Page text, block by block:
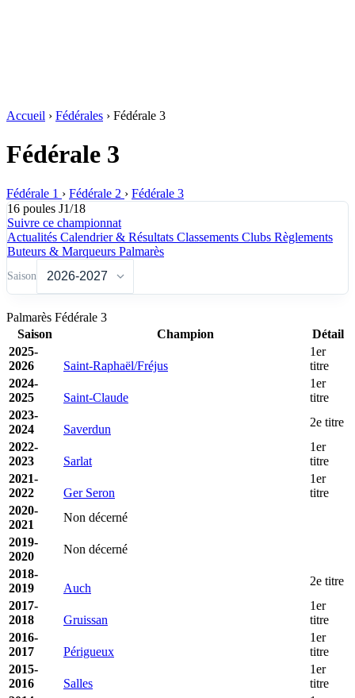
Accueil › Fédérales › Fédérale 3
Fédérale 3
Fédérale 1 › Fédérale 2 › Fédérale 3
16 poules J1/18
Suivre ce championnat
Actualités Calendrier & Résultats Classements Clubs Règlements
Buteurs & Marqueurs Palmarès
Saison
Palmarès Fédérale 3
Saison
Champion
Détail
2025-
2026
Saint-Raphaël/Fréjus
1er
titre
2024-
2025
Saint-Claude
1er
titre
2023-
2024
Saverdun
2e titre
2022-
2023
Sarlat
1er
titre
2021-
2022
Ger Seron
1er
titre
2020-
2021
Non décerné
2019-
2020
Non décerné
2018-
2019
Auch
2e titre
2017-
2018
Gruissan
1er
titre
2016-
2017
Périgueux
1er
titre
2015-
2016
Salles
1er
titre